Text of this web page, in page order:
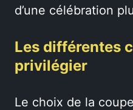
d’une célébration
Les différentes
privilégier
Le choix de la